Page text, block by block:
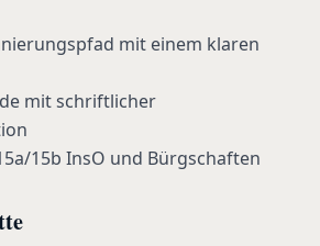
mit einem klaren
mit schriftlicher
15b InsO und Bürgschaften